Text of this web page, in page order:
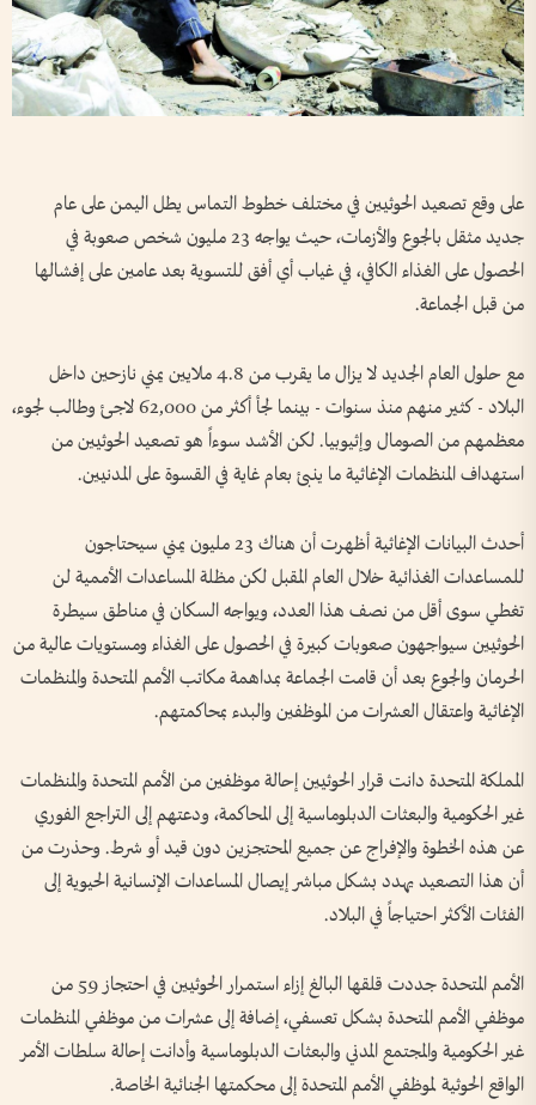
على وقع تصعيد الحوثيين في مختلف خطوط التماس يطل اليمن على عام
جديد مثقل بالجوع والأزمات، حيث يواجه 23 مليون شخص صعوبة في
الحصول على الغذاء الكافي، في غياب أي أفق للتسوية بعد عامين على إفشالها
من قبل الجماعة.
مع حلول العام الجديد لا يزال ما يقرب من 4.8 ملايين يمني نازحين داخل
البلاد - كثير منهم منذ سنوات - بينما لجأ أكثر من 62,000 لاجئ وطالب لجوء،
معظمهم من الصومال وإثيوبيا. لكن الأشد سوءاً هو تصعيد الحوثيين من
استهداف المنظمات الإغاثية ما ينبئ بعام غاية في القسوة على المدنيين.
أحدث البيانات الإغاثية أظهرت أن هناك 23 مليون يمني سيحتاجون
للمساعدات الغذائية خلال العام المقبل لكن مظلة المساعدات الأممية لن
تغطي سوى أقل من نصف هذا العدد، ويواجه السكان في مناطق سيطرة
الحوثيين سيواجهون صعوبات كبيرة في الحصول على الغذاء ومستويات عالية من
الحرمان والجوع بعد أن قامت الجماعة بمداهمة مكاتب الأمم المتحدة والمنظمات
الإغاثية واعتقال العشرات من الموظفين والبدء بمحاكمتهم.
المملكة المتحدة دانت قرار الحوثيين إحالة موظفين من الأمم المتحدة والمنظمات
غير الحكومية والبعثات الدبلوماسية إلى المحاكمة، ودعتهم إلى التراجع الفوري
عن هذه الخطوة والإفراج عن جميع المحتجزين دون قيد أو شرط. وحذرت من
أن هذا التصعيد يهدد بشكل مباشر إيصال المساعدات الإنسانية الحيوية إلى
الفئات الأكثر احتياجاً في البلاد.
الأمم المتحدة جددت قلقها البالغ إزاء استمرار الحوثيين في احتجاز 59 من
موظفي الأمم المتحدة بشكل تعسفي، إضافة إلى عشرات من موظفي المنظمات
غير الحكومية والمجتمع المدني والبعثات الدبلوماسية وأدانت إحالة سلطات الأمر
الواقع الحوثية لموظفي الأمم المتحدة إلى محكمتها الجنائية الخاصة.